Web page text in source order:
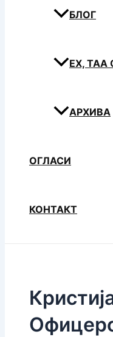
БЛОГ
ЕХ, ТАА
АРХИВА
ОГЛАСИ
КОНТАКТ